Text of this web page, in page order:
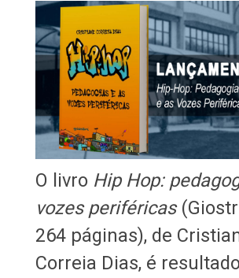
O livro Hip Hop:
vozes periféricas
264 páginas), de
Correia Dias, é